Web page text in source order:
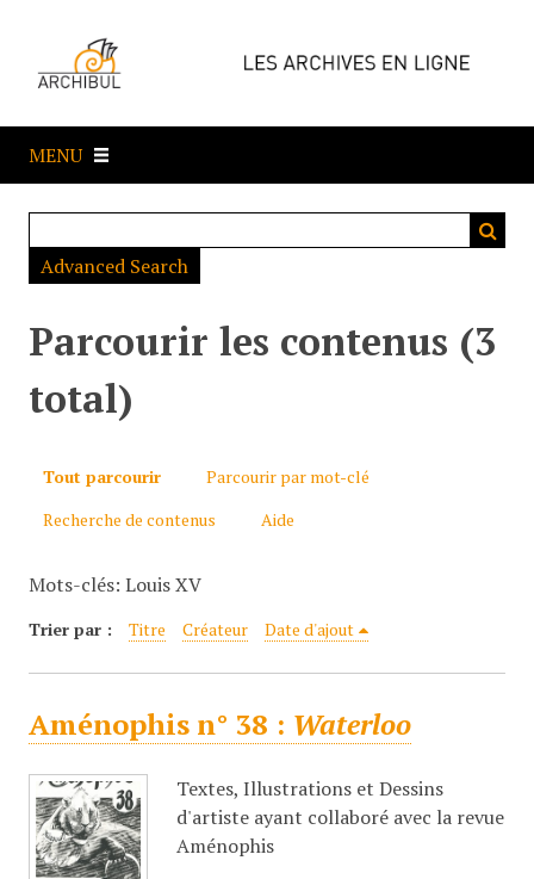
e
a
MENU
Advanced Search
Parcourir les contenus (3
total)
Tout parcourir
Parcourir par mot-clé
Recherche de contenus
Aide
Mots-clés: Louis XV
Trier par : Titre Créateur Date d'ajout
Aménophis n° 38 : Waterloo
Textes, Illustrations et Dessins
d'artiste ayant collaboré avec la revue
Aménophis